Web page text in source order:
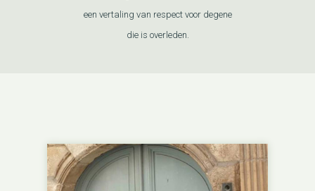
een vertaling van respect voor degene
die is overleden.